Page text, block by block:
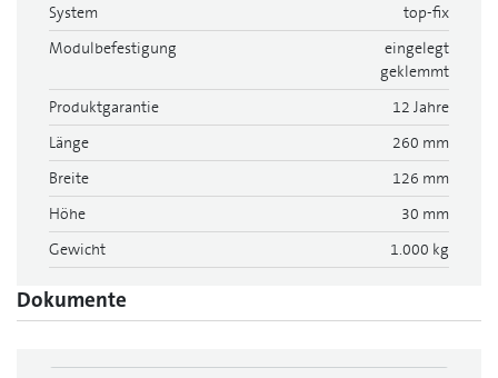
System
top-fix
Modulbefestigung
eingelegt
geklemmt
Produktgarantie
12 Jahre
Länge
260 mm
Breite
126 mm
Höhe
30 mm
Gewicht
1.000 kg
Dokumente